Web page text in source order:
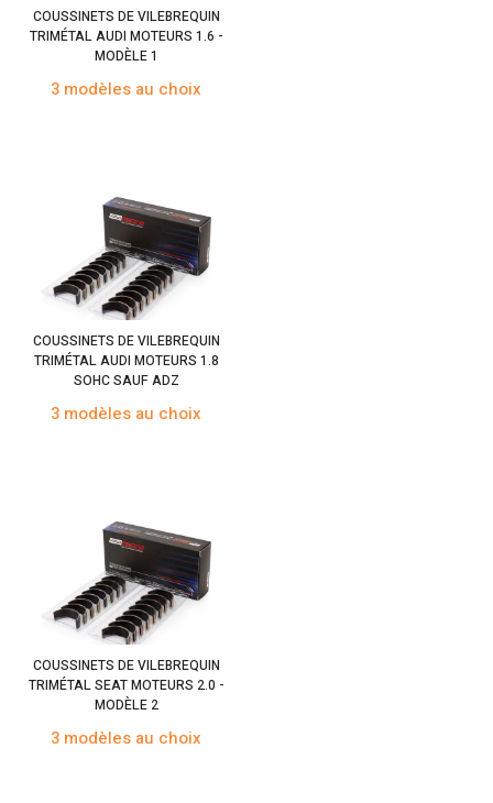
COUSSINETS DE VILEBREQUIN
TRIMÉTAL AUDI MOTEURS 1.6 -
MODÈLE 1
3 modèles au choix
COUSSINETS DE VILEBREQUIN
TRIMÉTAL AUDI MOTEURS 1.8
SOHC SAUF ADZ
3 modèles au choix
COUSSINETS DE VILEBREQUIN
TRIMÉTAL SEAT MOTEURS 2.0 -
MODÈLE 2
3 modèles au choix